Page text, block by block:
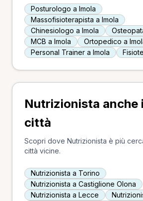
Posturologo a Imola
Massofisioterapista a Imola
Chinesiologo a Imola
MCB a Imola
Ortopedico a
Personal Trainer a Imola
Nutrizionista anche
città
Scopri dove Nutrizionista è più
città vicine.
Nutrizionista a Torino
Nutrizionista a Castiglione Olona
Nutrizionista a Lecce